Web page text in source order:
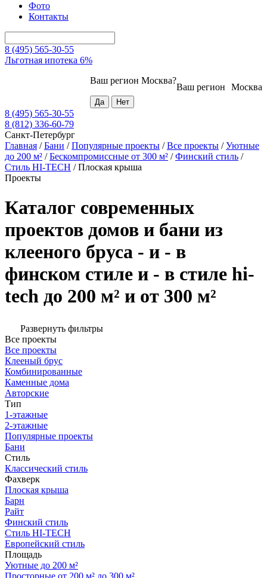
Фото
Контакты
8 (495) 565-30-55
Льготная ипотека 6%
Москва
Ваш регион
Ваш регион Москва?
8 (495) 565-30-55
8 (812) 336-60-79
Санкт-Петербург
Главная /Бани /Популярные проекты /Все проекты /Уютные
до 200 м² /Бескомпромиссные от 300 м² /Финский стиль /
Стиль HI-TECH /Плоская крыша
Проекты
Каталог современных
проектов домов и бани из
клееного бруса - и - в
финском стиле и - в стиле hi-
tech до 200 м² и от 300 м²
Развернуть фильтры
Все проекты
Все проекты
Клееный брус
Комбинированные
Каменные дома
Авторские
Тип
1-этажные
2-этажные
Популярные проекты
Бани
Стиль
Классический стиль
Фахверк
Плоская крыша
Барн
Райт
Финский стиль
Стиль HI-TECH
Европейский стиль
Площадь
Уютные до 200 м²